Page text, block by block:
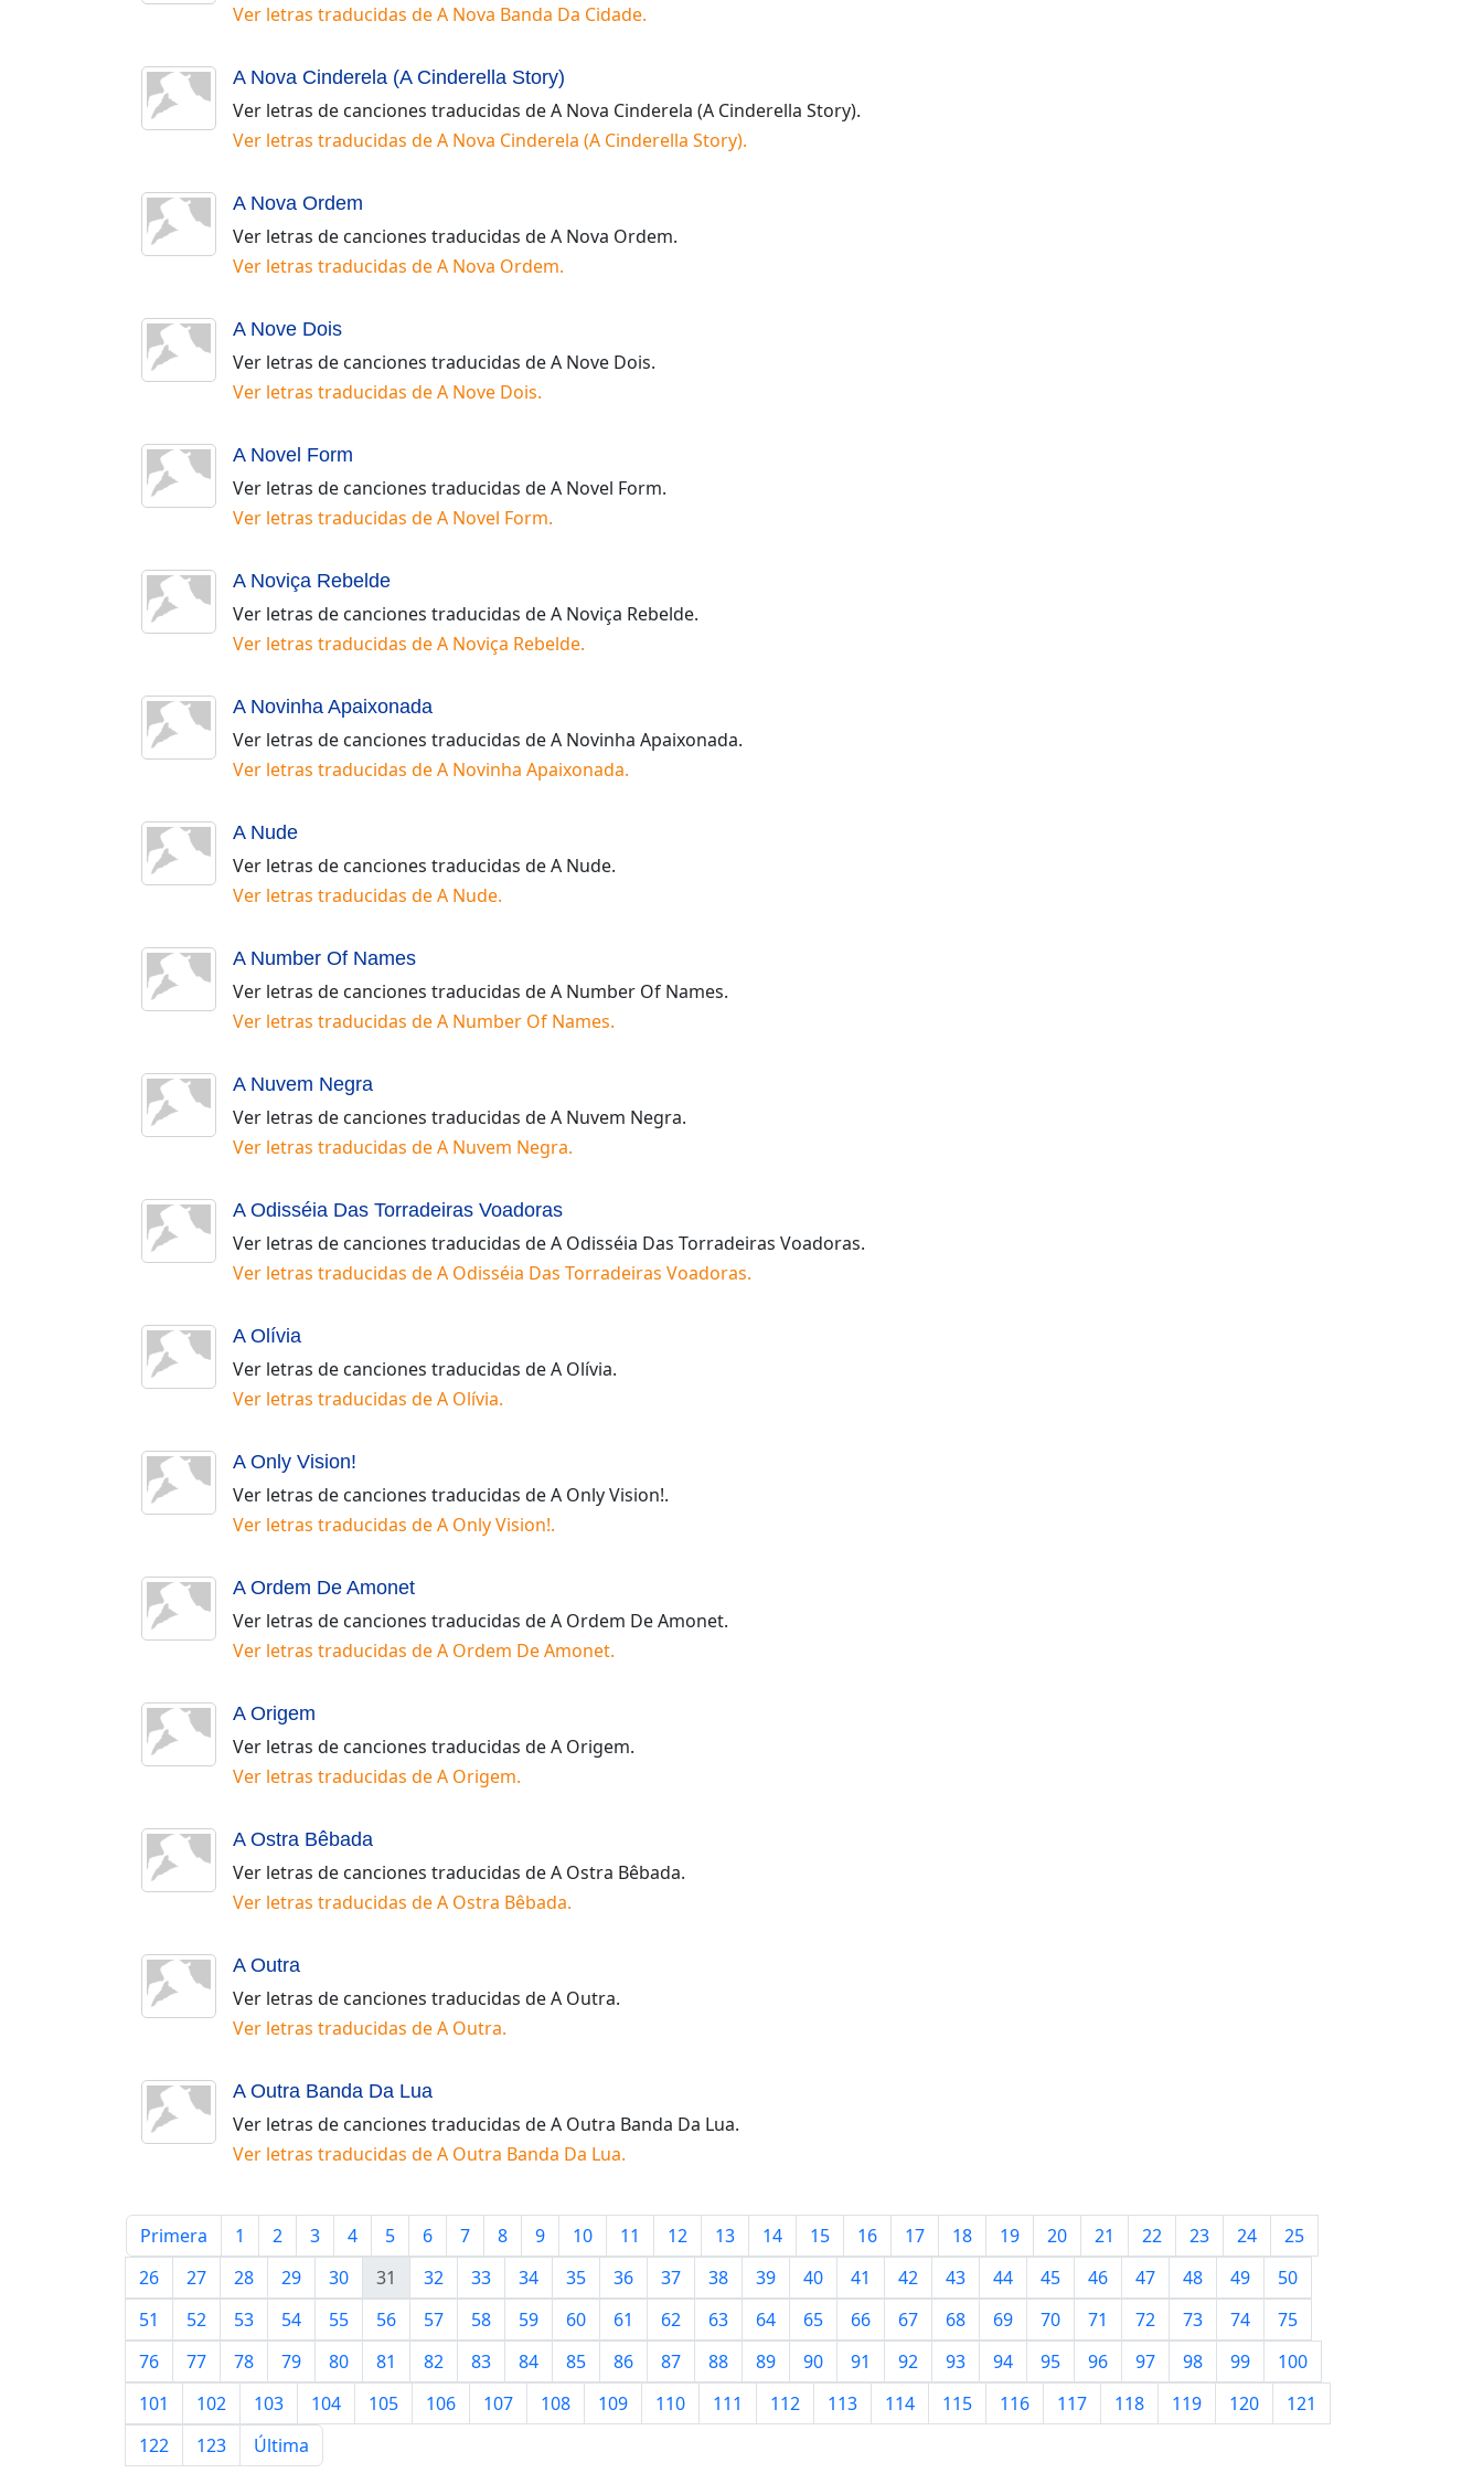
Ver letras traducidas deA Nova Banda Da Cidade.
A Nova Cinderela (A Cinderella Story)
Ver letras de canciones traducidas deA Nova Cinderela (A Cinderella Story).
Ver letras traducidas deA Nova Cinderela (A Cinderella Story).
A Nova Ordem
Ver letras de canciones traducidas deA Nova Ordem.
Ver letras traducidas deA Nova Ordem.
A Nove Dois
Ver letras de canciones traducidas deA Nove Dois.
Ver letras traducidas deA Nove Dois.
A Novel Form
Ver letras de canciones traducidas deA Novel Form.
Ver letras traducidas deA Novel Form.
A Noviça Rebelde
Ver letras de canciones traducidas deA Noviça Rebelde.
Ver letras traducidas deA Noviça Rebelde.
A Novinha Apaixonada
Ver letras de canciones traducidas deA Novinha Apaixonada.
Ver letras traducidas deA Novinha Apaixonada.
A Nude
Ver letras de canciones traducidas deA Nude.
Ver letras traducidas deA Nude.
A Number Of Names
Ver letras de canciones traducidas deA Number Of Names.
Ver letras traducidas deA Number Of Names.
A Nuvem Negra
Ver letras de canciones traducidas deA Nuvem Negra.
Ver letras traducidas deA Nuvem Negra.
A Odisséia Das Torradeiras Voadoras
Ver letras de canciones traducidas deA Odisséia Das Torradeiras Voadoras.
Ver letras traducidas deA Odisséia Das Torradeiras Voadoras.
A Olívia
Ver letras de canciones traducidas deA Olívia.
Ver letras traducidas deA Olívia.
A Only Vision!
Ver letras de canciones traducidas deA Only Vision!.
Ver letras traducidas deA Only Vision!.
A Ordem De Amonet
Ver letras de canciones traducidas deA Ordem De Amonet.
Ver letras traducidas deA Ordem De Amonet.
A Origem
Ver letras de canciones traducidas deA Origem.
Ver letras traducidas deA Origem.
A Ostra Bêbada
Ver letras de canciones traducidas deA Ostra Bêbada.
Ver letras traducidas deA Ostra Bêbada.
A Outra
Ver letras de canciones traducidas deA Outra.
Ver letras traducidas deA Outra.
A Outra Banda Da Lua
Ver letras de canciones traducidas deA Outra Banda Da Lua.
Ver letras traducidas deA Outra Banda Da Lua.
Primera 1 2 3 4 5 6 7 8 9 10 11 12 13 14 15 16 17 18 19 20 21 22 23 24
25
26
27 28 29 30 31 32 33 34 35 36 37 38 39 40 41 42 43 44 45 46 47 48 49
50
51
52 53 54 55 56 57 58 59 60 61 62 63 64 65 66 67 68 69 70 71 72 73 74
75
76
77 78 79 80 81 82 83 84 85 86 87 88 89 90 91 92 93 94 95 96 97 98 99
100
101
102 103 104 105 106 107 108 109 110 111 112 113 114 115 116 117 118 119 120
121
122
123 Última